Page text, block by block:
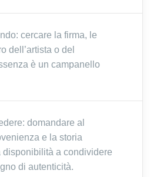
cercare la firma, le
dell’artista o del
è un campanello
domandare al
e la storia
disponibilità a condividere
di autenticità.